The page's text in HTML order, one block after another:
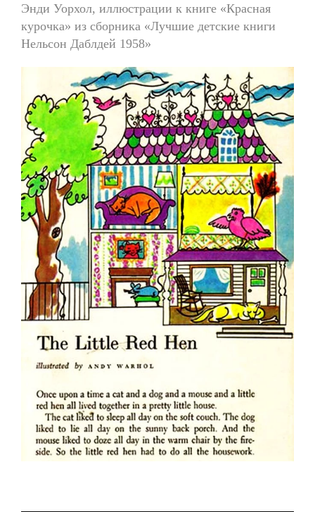
Энди Уорхол, иллюстрации к книге «Красная
курочка» из сборника «Лучшие детские книги
Нельсон Даблдей 1958»